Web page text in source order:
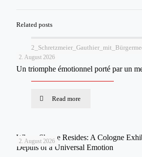
Related posts
2. August 2026
Un triomphe émotionnel porté par un
Read more
2. August 2026
Where Shame Resides: A Cologne
Depths of a Universal Emotion